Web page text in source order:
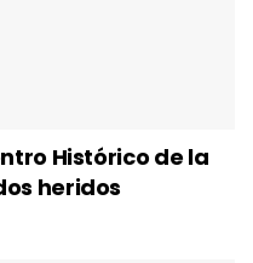
Histórico de la
heridos